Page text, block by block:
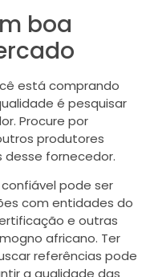
boa
está comprando
é pesquisar
Procure por
produtores
desse fornecedor.
pode ser
com entidades do
e outras
africano. Ter
referências pode
a qualidade das